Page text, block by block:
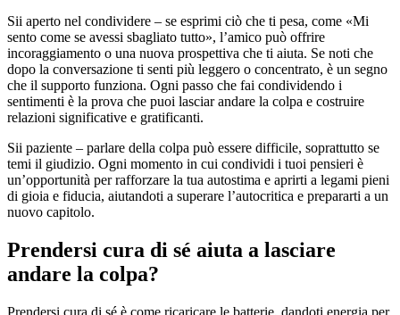
Sii aperto nel condividere – se esprimi ciò che ti pesa, come «Mi
sento come se avessi sbagliato tutto», l’amico può offrire
incoraggiamento o una nuova prospettiva che ti aiuta. Se noti che
dopo la conversazione ti senti più leggero o concentrato, è un segno
che il supporto funziona. Ogni passo che fai condividendo i
sentimenti è la prova che puoi lasciar andare la colpa e costruire
relazioni significative e gratificanti.
Sii paziente – parlare della colpa può essere difficile, soprattutto se
temi il giudizio. Ogni momento in cui condividi i tuoi pensieri è
un’opportunità per rafforzare la tua autostima e aprirti a legami pieni
di gioia e fiducia, aiutandoti a superare l’autocritica e prepararti a un
nuovo capitolo.
Prendersi cura di sé aiuta a lasciare
andare la colpa?
Prendersi cura di sé è come ricaricare le batterie, dandoti energia per